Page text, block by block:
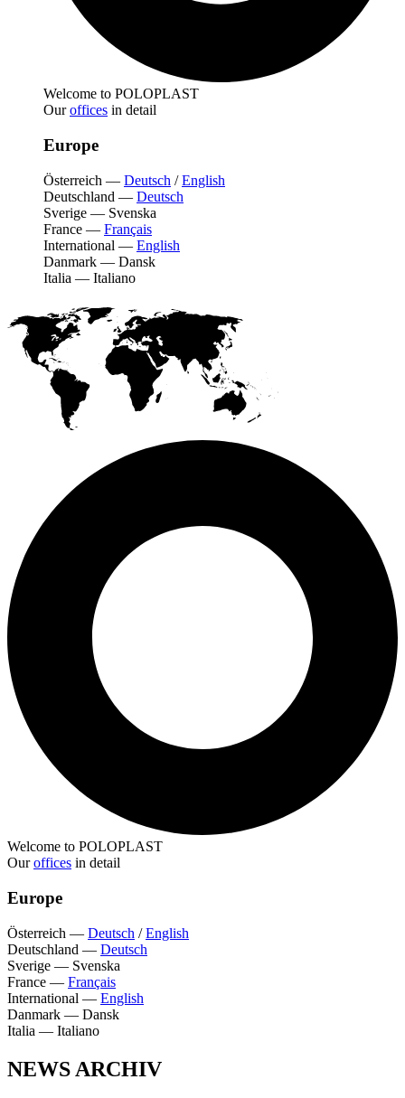
Welcome to POLOPLAST
Ouroffices in detail
Europe
Österreich — Deutsch /English
Deutschland — Deutsch
Sverige — Svenska
France — Français
International — English
Danmark — Dansk
Italia — Italiano
Welcome to POLOPLAST
Ouroffices in detail
Europe
Österreich — Deutsch /English
Deutschland — Deutsch
Sverige — Svenska
France — Français
International — English
Danmark — Dansk
Italia — Italiano
NEWS ARCHIV